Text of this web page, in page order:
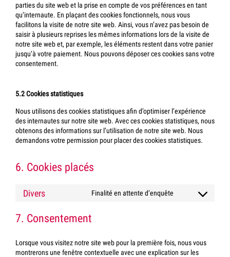
parties du site web et la prise en compte de vos préférences en tant
qu’internaute. En plaçant des cookies fonctionnels, nous vous
facilitons la visite de notre site web. Ainsi, vous n’avez pas besoin de
saisir à plusieurs reprises les mêmes informations lors de la visite de
notre site web et, par exemple, les éléments restent dans votre panier
jusqu’à votre paiement. Nous pouvons déposer ces cookies sans votre
consentement.
5.2 Cookies statistiques
Nous utilisons des cookies statistiques afin d’optimiser l’expérience
des internautes sur notre site web. Avec ces cookies statistiques, nous
obtenons des informations sur l’utilisation de notre site web. Nous
demandons votre permission pour placer des cookies statistiques.
6. Cookies placés
Divers Finalité en attente d’enquête
Consent
divers
7. Consentement
Lorsque vous visitez notre site web pour la première fois, nous vous
montrerons une fenêtre contextuelle avec une explication sur les